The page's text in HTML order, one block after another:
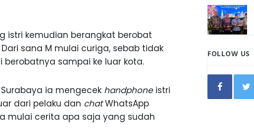
istri kemudian berangkat berobat
sana M mulai curiga, sebab tidak
berobatnya sampai ke luar kota.
ia mengecek handphoneistri
dari pelaku dan chatWhatsApp
mulai cerita apa saja yang sudah
FOLLOW US